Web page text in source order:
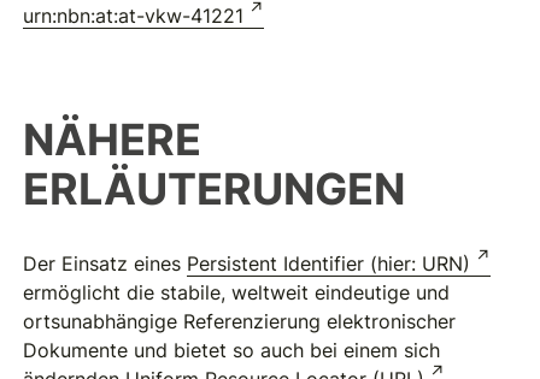
urn:nbn:at:at-vkw-41221
NÄHERE
ERLÄUTERUNGEN
Der Einsatz eines Persistent Identifier (hier: URN)
ermöglicht die stabile, weltweit eindeutige und
ortsunabhängige Referenzierung elektronischer
Dokumente und bietet so auch bei einem sich